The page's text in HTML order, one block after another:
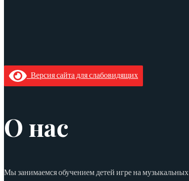
Версия сайта для слабовидящих
О нас
Мы занимаемся обучением детей игре на